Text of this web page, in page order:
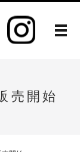
メ
売開始